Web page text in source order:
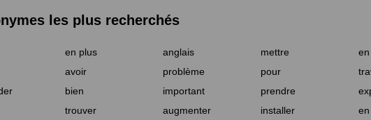
les plus recherchés
en plus anglais mettre
avoir problème pour
bien important prendre
trouver augmenter installer